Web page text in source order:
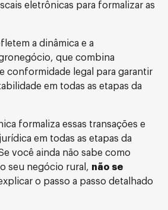
eletrônicas para formalizar as
a dinâmica e a
que combina
conformidade legal para garantir
em todas as etapas da
formaliza essas transações e
em todas as etapas da
você ainda não sabe como
seu negócio rural, não se
o passo a passo detalhado